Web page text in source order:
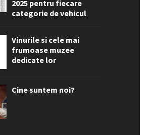
2025 pentru fiecare
categorie de vehicul
Vinurile si cele mai
frumoase muzee
dedicate lor
Cine suntem noi?